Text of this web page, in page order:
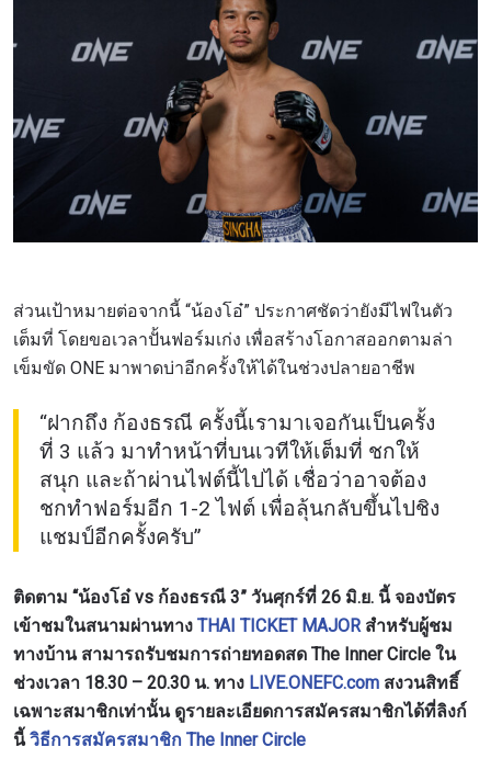
ส่วนเป้าหมายต่อจากนี้ “น้องโอ๋” ประกาศชัดว่ายังมีไฟในตัว
เต็มที่ โดยขอเวลาปั้นฟอร์มเก่ง เพื่อสร้างโอกาสออกตามล่า
เข็มขัด ONE มาพาดบ่าอีกครั้งให้ได้ในช่วงปลายอาชีพ
“ฝากถึง ก้องธรณี ครั้งนี้เรามาเจอกันเป็นครั้ง
ที่ 3 แล้ว มาทำหน้าที่บนเวทีให้เต็มที่ ชกให้
สนุก และถ้าผ่านไฟต์นี้ไปได้ เชื่อว่าอาจต้อง
ชกทำฟอร์มอีก 1-2 ไฟต์ เพื่อลุ้นกลับขึ้นไปชิง
แชมป์อีกครั้งครับ”
ติดตาม “น้องโอ๋ vs ก้องธรณี 3” วันศุกร์ที่ 26 มิ.ย. นี้ จองบัตร
เข้าชมในสนามผ่านทาง THAI TICKET MAJOR สำหรับผู้ชม
ทางบ้าน สามารถรับชมการถ่ายทอดสด The Inner Circle ใน
ช่วงเวลา 18.30 – 20.30 น. ทาง LIVE.ONEFC.com สงวนสิทธิ์
เฉพาะสมาชิกเท่านั้น ดูรายละเอียดการสมัครสมาชิกได้ที่ลิงก์
นี้วิธีการสมัครสมาชิก The Inner Circle
ดูไฮไลต์การแข่งขัน
สมัคร
การส่งแบบฟอร์มนี้ถือว่าท่านให้ความยินยอมให้เรา
รวบรวม ใช้งาน และเปิดเผยข้อมูลของท่านภายใต้
นโยบายความเป็นส่วนตัวของเรา ท่านสามารถ
ยกเลิกการสมัครรับข่าวสารได้ตลอดเวลา